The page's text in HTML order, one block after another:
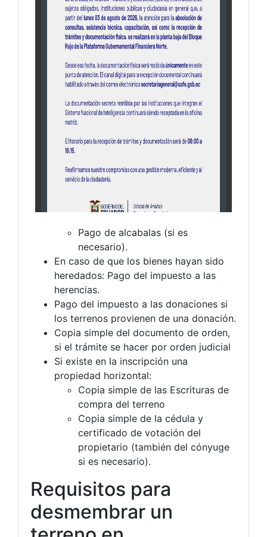
Pago de alcabalas (si es
necesario).
En caso de que los bienes hayan sido
heredados: Pago del impuesto a las
herencias.
Pago del impuesto a las donaciones si
los terrenos provienen de una donación.
Copia simple del documento de orden,
si el trámite se hacer por orden judicial
Si existe en la inscripción una
propiedad horizontal:
Copia simple de las Escrituras de
compra del terreno
Copia simple de la cédula y
certificado de votación del
propietario (también del cónyuge
si es necesario).
Requisitos para
desmembrar un